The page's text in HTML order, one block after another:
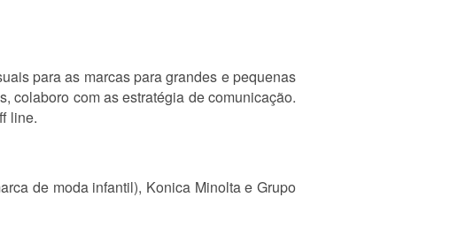
para as marcas para grandes e pequenas
colaboro com as estratégia de comunicação.
line.
de moda infantil), Konica Minolta e Grupo